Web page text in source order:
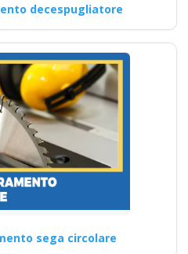
decespugliatore
sega circolare